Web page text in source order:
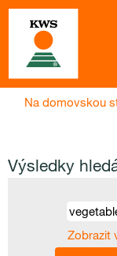
Na domovskou
Výsledky
Zobrazit